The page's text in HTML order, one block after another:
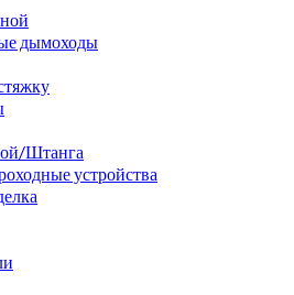
дымоходы
Штанга
устройства